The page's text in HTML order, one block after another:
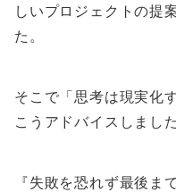
しいプロジェクトの提
た。
そこで「思考は現実化
こうアドバイスしました
『失敗を恐れず最後ま